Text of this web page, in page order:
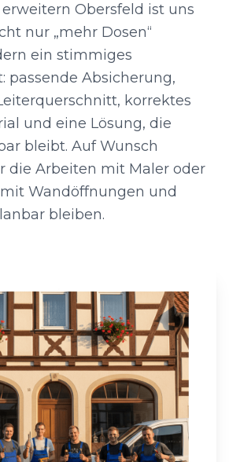
Obersfeld ist uns
nur „mehr Dosen“
ein stimmiges
passende Absicherung,
korrektes
und eine Lösung, die
bleibt. Auf Wunsch
die Arbeiten mit Maler oder
Wandöffnungen und
bleiben.